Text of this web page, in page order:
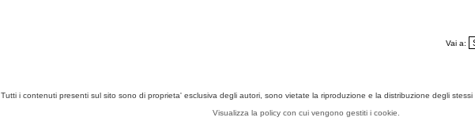
Vai a:
Tutti i contenuti presenti sul sito sono di proprieta' esclusiva degli autori, sono vietate la riproduzione e la distribuzione degli stessi
Visualizza la policy con cui vengono gestiti i cookie.